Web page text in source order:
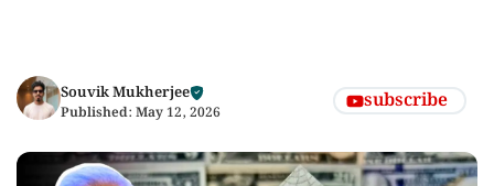
Souvik Mukherjee
Published: May 12, 2026 subscribe